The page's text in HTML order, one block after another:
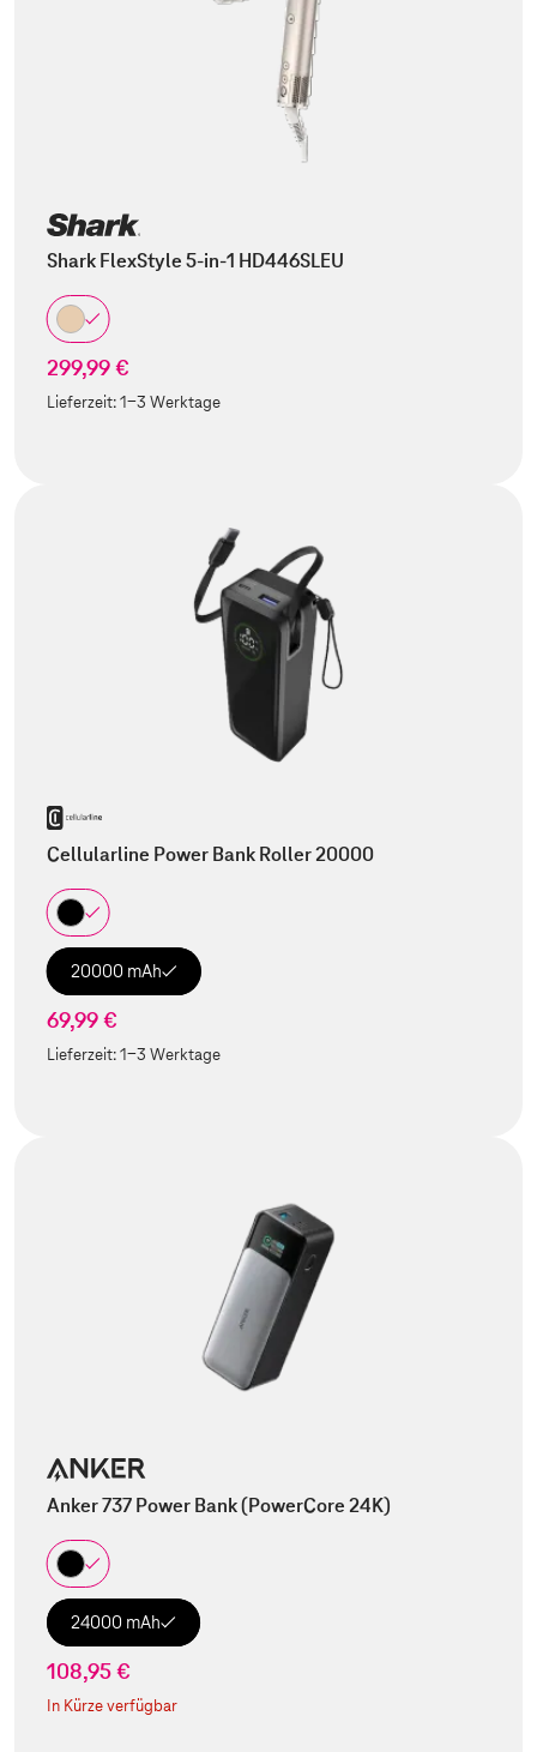
Shark FlexStyle 5-in-1 HD446SLEU
299,99 €
Lieferzeit:1-3 Werktage
Cellularline Power Bank Roller 20000
20000 mAh
69,99 €
Lieferzeit:1-3 Werktage
Anker 737 Power Bank (PowerCore 24K)
24000 mAh
108,95 €
In Kürze verfügbar